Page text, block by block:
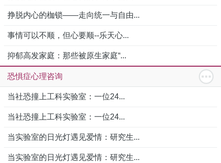
挣脱内心的枷锁——走向统一与自由...
事情可以不顺，但心要顺--乐天心...
抑郁高发家庭：那些被原生家庭“...
恐惧症心理咨询
当社恐撞上工科实验室：一位24...
当社恐撞上工科实验室：一位24...
当实验室的日光灯遇见爱情：研究生...
当实验室的日光灯遇见爱情：研究生...